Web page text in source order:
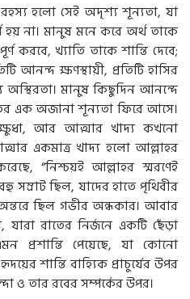
হলো সেই অদৃশ্য শূন্যতা, যা
না। মানুষ মনে করে অর্থ তাকে
করবে, খ্যাতি তাকে শান্তি দেবে;
আনন্দ ক্ষণস্থায়ী, প্রতিটি হাসির
মানুষ কিছুদিন আনন্দে
এক অজানা শূন্যতা ফিরে আসে।
আর আত্মার খাদ্য কখনো
একমাত্র খাদ্য হলো আল্লাহর
“নিশ্চয়ই আল্লাহর স্মরণেই
সম্রাট ছিল, যাদের হাতে পৃথিবীর
ছিল গভীর অন্ধকার। আবার
রাতের নির্জনে একটি ছেঁড়া
প্রশান্তি পেয়েছে, যা কোনো
শান্তি বাহ্যিক প্রাচুর্যের উপর
ও তার রবের সম্পর্কের উপর।